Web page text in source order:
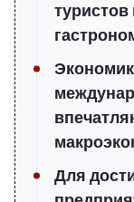
туристов
Для